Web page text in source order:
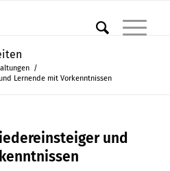
/
Lernende mit Vorkenntnissen
und